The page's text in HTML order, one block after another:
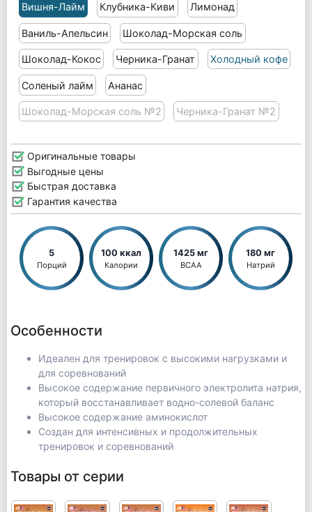
Вишня-Лайм Клубника-Киви Лимонад
Ваниль-Апельсин Шоколад-Морская соль
Шоколад-Кокос Черника-Гранат Холодный кофе
Соленый лайм Ананас
Шоколад-Морская соль №2 Черника-Гранат №2
Оригинальные товары
Выгодные цены
Быстрая доставка
Гарантия качества
5
Порций
100 ккал
Калории
1425 мг
BCAA
180 мг
Натрий
Особенности
Идеален для тренировок с высокими нагрузками и
для соревнований
Высокое содержание первичного электролита натрия,
который восстанавливает водно-солевой баланс
Высокое содержание аминокислот
Создан для интенсивных и продолжительных
тренировок и соревнований
Товары от серии